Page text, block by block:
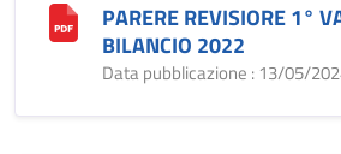
PARERE REVISIORE 1°
BILANCIO 2022
Data pubblicazione : 13/05/